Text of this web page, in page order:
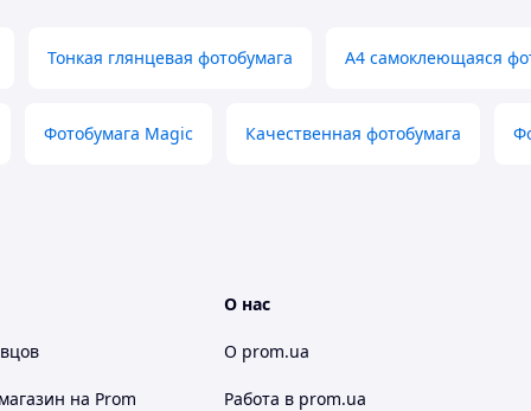
Тонкая глянцевая фотобумага А4 самоклеющаяся
Фотобумага Magic Качественная фотобумага
на Prom
О нас
О prom.ua
Работа в prom.ua